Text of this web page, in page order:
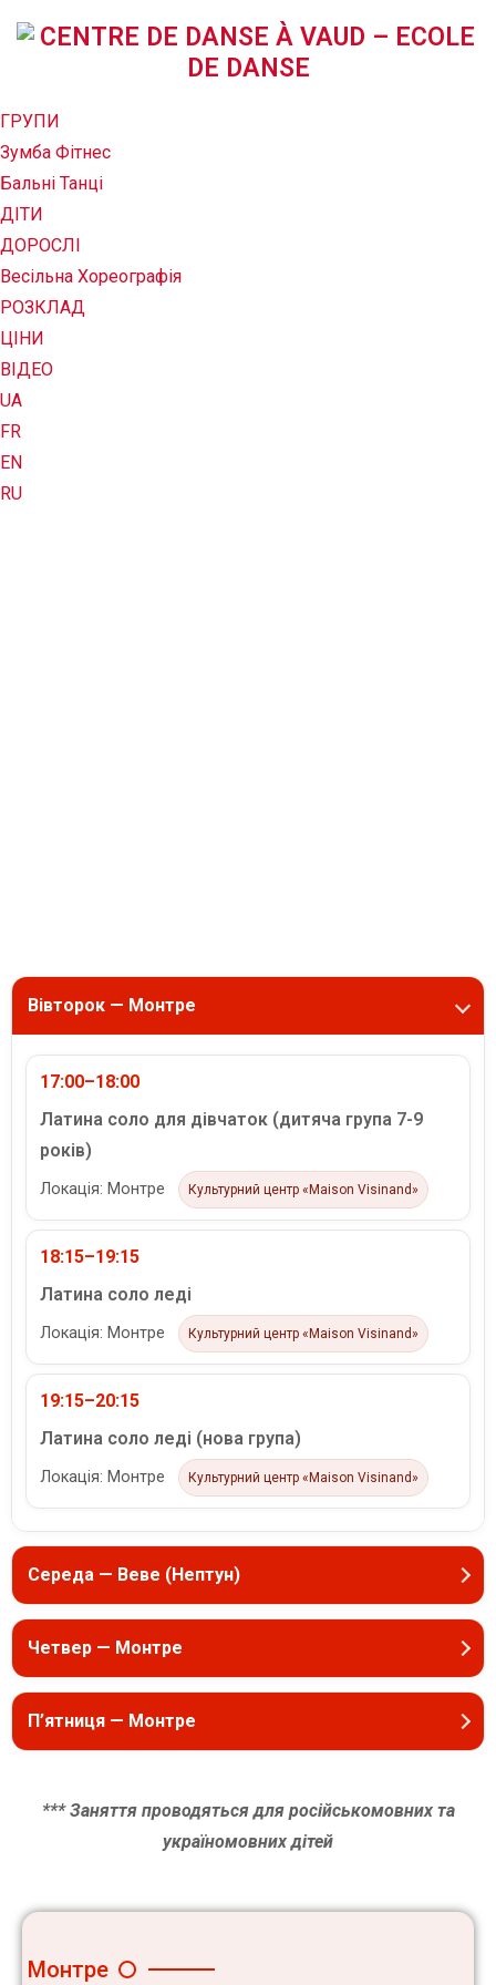
ГРУПИ
Зумба Фітнес
Бальні Танці
ДІТИ
ДОРОСЛІ
Весільна Хореографія
РОЗКЛАД
ЦІНИ
ВІДЕО
UA
FR
EN
RU
Вівторок — Монтре
17:00–18:00
Латина соло для дівчаток (дитяча група 7-9
років)
Локація: Монтре Культурний центр «Maison Visinand»
18:15–19:15
Латина соло леді
Локація: Монтре Культурний центр «Maison Visinand»
19:15–20:15
Латина соло леді (нова група)
Локація: Монтре Культурний центр «Maison Visinand»
Середа — Веве (Нептун)
Четвер — Монтре
П’ятниця — Монтре
*** Заняття проводяться для російськомовних та
україномовних дітей
Монтре